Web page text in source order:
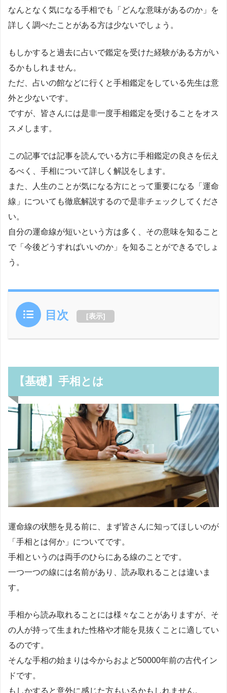
なんとなく気になる手相でも「どんな意味があるのか」を
詳しく調べたことがある方は少ないでしょう。
もしかすると過去に占いで鑑定を受けた経験がある方がい
るかもしれません。
ただ、占いの館などに行くと手相鑑定をしている先生は意
外と少ないです。
ですが、皆さんには是非一度手相鑑定を受けることをオス
スメします。
この記事では記事を読んでいる方に手相鑑定の良さを伝え
るべく、手相について詳しく解説をします。
また、人生のことが気になる方にとって重要になる「運命
線」についても徹底解説するので是非チェックしてくださ
い。
自分の運命線が短いという方は多く、その意味を知ること
で「今後どうすればいいのか」を知ることができるでしょ
う。
目次 [表示]
【基礎】手相とは
運命線の状態を見る前に、まず皆さんに知ってほしいのが
「手相とは何か」についてです。
手相というのは両手のひらにある線のことです。
一つ一つの線には名前があり、読み取れることは違いま
す。
手相から読み取れることには様々なことがありますが、そ
の人が持って生まれた性格や才能を見抜くことに適してい
るのです。
そんな手相の始まりは今からおよど50000年前の古代イン
ドです。
もしかすると意外に感じた方もいるかもしれません。